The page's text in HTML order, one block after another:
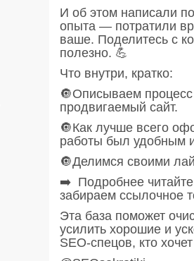
И об этом написали
опыта — потратили
ваше. Поделитесь с
полезно. 💪
Что внутри, кратко:
🔘Описываем
продвигаемый сайт.
🔘Как лучше всего
работы был удобным
🔘Делимся своими
➡️ Подробнее читайте
забираем ссылочное
Эта база поможет
усилить хорошие и
SEO-спецов, кто